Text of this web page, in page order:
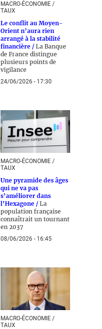
MACRO-ÉCONOMIE /
TAUX
Le conflit au Moyen-
Orient n’aura rien
arrangé à la stabilité
financière / La Banque
de France distingue
plusieurs points de
vigilance
24/06/2026 - 17:30
MACRO-ÉCONOMIE /
TAUX
Une pyramide des âges
qui ne va pas
s’améliorer dans
l’Hexagone / La
population française
connaîtrait un tournant
en 2037
08/06/2026 - 16:45
MACRO-ÉCONOMIE /
TAUX